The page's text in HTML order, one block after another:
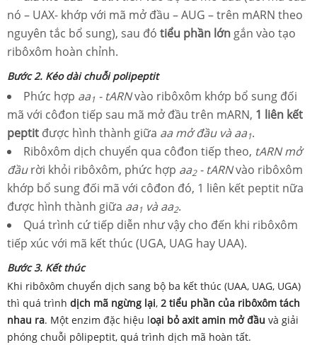
nó – UAX- khớp với mã mở đầu – AUG – trên mARN theo
nguyên tắc bổ sung), sau đó tiểu phần lớn gắn vào tạo
ribôxôm hoàn chỉnh.
Bước 2. Kéo dài chuỗi polipeptit
Phức hợp aa1 - tARNvào ribôxôm khớp bổ sung đối
mã với côđon tiếp sau mã mở đầu trên mARN, 1 liên kết
peptit được hình thành giữa aa mở đầu và aa1.
Ribôxôm dịch chuyển qua côđon tiếp theo, tARN mở
đầurời khỏi ribôxôm, phức hợp aa2- tARNvào ribôxôm
khớp bổ sung đối mã với côđon đó, 1 liên kết peptit nữa
được hình thành giữa aa1 và aa2.
Quá trình cứ tiếp diễn như vậy cho đến khi ribôxôm
tiếp xúc với mã kết thúc (UGA, UAG hay UAA).
Bước 3. Kết thúc
Khi ribôxôm chuyển dịch sang bộ ba kết thúc (UAA, UAG, UGA)
thì quá trình dịch mã ngừng lại, 2 tiểu phần của ribôxôm tách
nhau ra. Một enzim đặc hiệu loại bỏ axit amin mở đầu và giải
phóng chuỗi pôlipeptit, quá trình dịch mã hoàn tất.